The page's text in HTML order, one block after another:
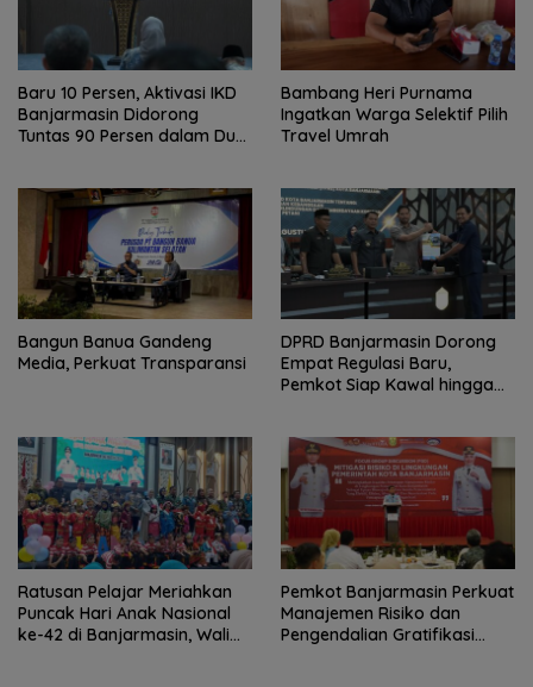
Baru 10 Persen, Aktivasi IKD
Banjarmasin Didorong
Tuntas 90 Persen dalam Dua
Bambang Heri Purnama
Ingatkan Warga Selektif Pilih
Travel Umrah
Bangun Banua Gandeng
Media, Perkuat Transparansi
DPRD Banjarmasin Dorong
Empat Regulasi Baru,
Pemkot Siap Kawal hingga
Ratusan Pelajar Meriahkan
Puncak Hari Anak Nasional
ke-42 di Banjarmasin, Wali
Pemkot Banjarmasin Perkuat
Manajemen Risiko dan
Pengendalian Gratifikasi